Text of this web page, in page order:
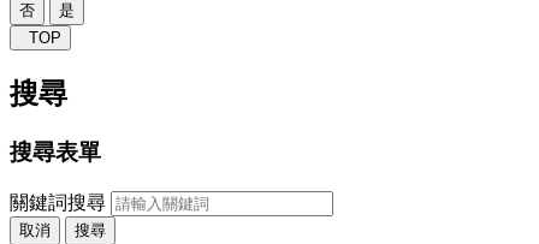
否
是
TOP
搜尋
搜尋表單
關鍵詞搜尋
取消 搜尋